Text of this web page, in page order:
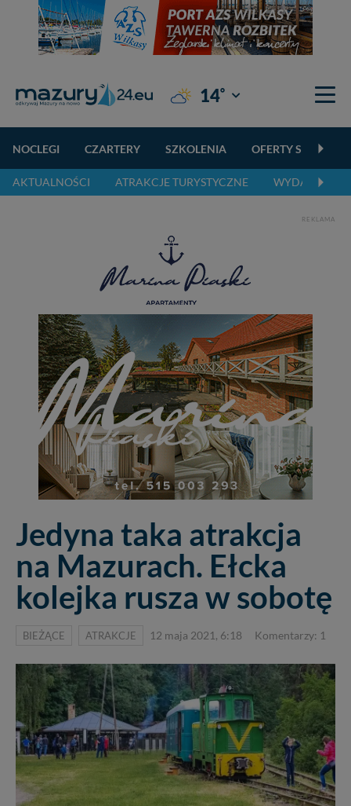
14° Giżycko
NOCLEGI CZARTERY SZKOLENIA OFERTY
AKTUALNOŚCI ATRAKCJE TURYSTYCZNE WYDARZENIA
REKLAMA
Jedyna taka atrakcja
na Mazurach. Ełcka
kolejka rusza w sobotę
BIEŻĄCE ATRAKCJE 12 maja 2021, 6:18 Komentarzy: 1